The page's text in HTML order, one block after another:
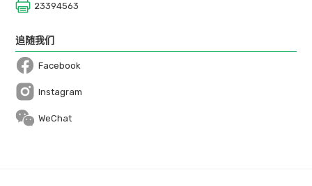
23394563
追随我们
Facebook
Instagram
WeChat